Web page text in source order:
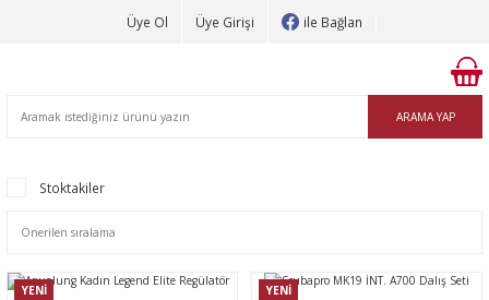
Üye Ol Üye Girişi ile Bağlan
ARAMA YAP
Stoktakiler
YENİ YENİ